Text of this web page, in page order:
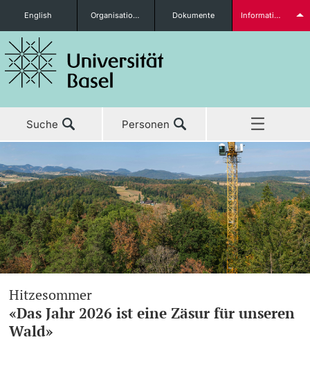
Studieninteressierte
weitere Informationen
Studierende
English Organisationseinheiten Dokumente Informationen für...
Suche Personen
Aktuell
Studium
Forschung
Lehre
Weiterbildung
Hitzesommer
«Das Jahr 2026 ist eine Zäsur für unseren
Wald»